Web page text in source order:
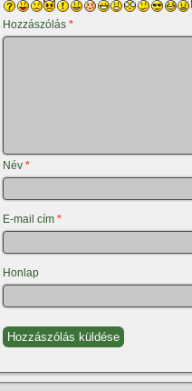
Hozzászólás *
Név *
E-mail cím *
Honlap